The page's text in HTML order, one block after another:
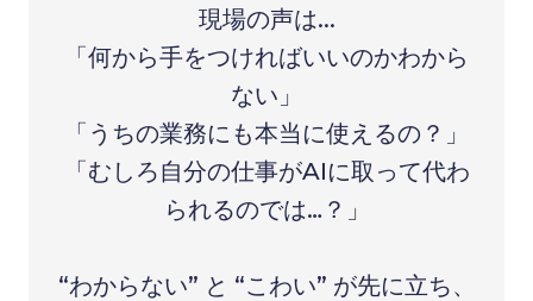
現場の声は...
「何から手をつければいいのかわから
ない」
「うちの業務にも本当に使えるの？」
「むしろ自分の仕事がAIに取って代わ
られるのでは…？」
“わからない” と “こわい” が先に立ち、